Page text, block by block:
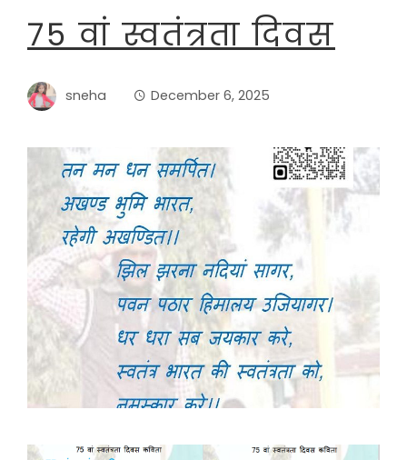
75 वां स्वतंत्रता दिवस
sneha December 6, 2025